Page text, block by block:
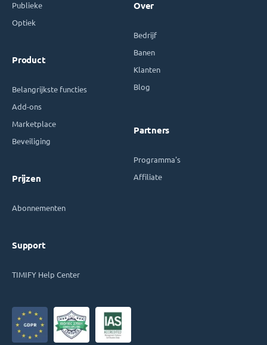
Publieke
Optiek
Product
Belangrijkste functies
Add-ons
Marketplace
Beveiliging
Prijzen
Abonnementen
Support
TIMIFY Help Center
Over
Bedrijf
Banen
Klanten
Blog
Partners
Programma's
Affiliate